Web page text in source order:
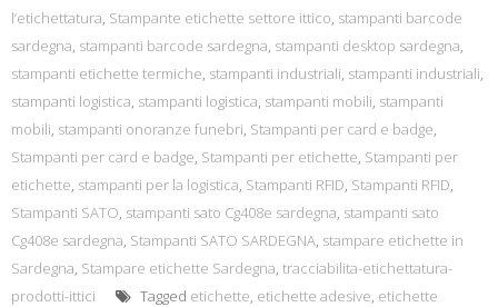
l’etichettatura, Stampante etichette settore ittico, stampanti barcode
sardegna, stampanti barcode sardegna, stampanti desktop sardegna,
stampanti etichette termiche, stampanti industriali, stampanti industriali,
stampanti logistica, stampanti logistica, stampanti mobili, stampanti
mobili, stampanti onoranze funebri, Stampanti per card e badge,
Stampanti per card e badge, Stampanti per etichette, Stampanti per
etichette, stampanti per la logistica, Stampanti RFID, Stampanti RFID,
Stampanti SATO, stampanti sato Cg408e sardegna, stampanti sato
Cg408e sardegna, Stampanti SATO SARDEGNA, stampare etichette in
Sardegna, Stampare etichette Sardegna, tracciabilita-etichettatura-
prodotti-ittici
Tagged etichette, etichette adesive, etichette